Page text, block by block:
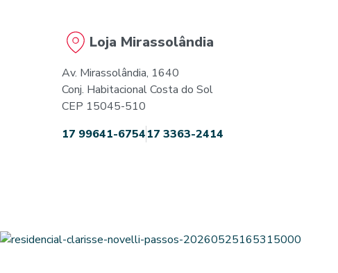
Loja Mirassolândia
Av. Mirassolândia, 1640
Conj. Habitacional Costa do Sol
CEP 15045-510
17 99641-675417 3363-2414